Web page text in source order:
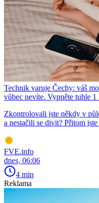
Technik varuje Čechy: váš
vůbec nevíte. Vypněte tuhle 1
Zkontrolovali jste někdy v
a nestačili se divit? Přitom
FVE.info
dnes, 06:06
4 min
Reklama